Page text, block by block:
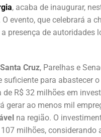
, acaba de inaugurar,
evento, que celebrará a
presença de autoridades
Santa Cruz, Parelhas e
para abastecer
R$ 32 milhões em
gerar ao menos mil
na região. O
milhões,